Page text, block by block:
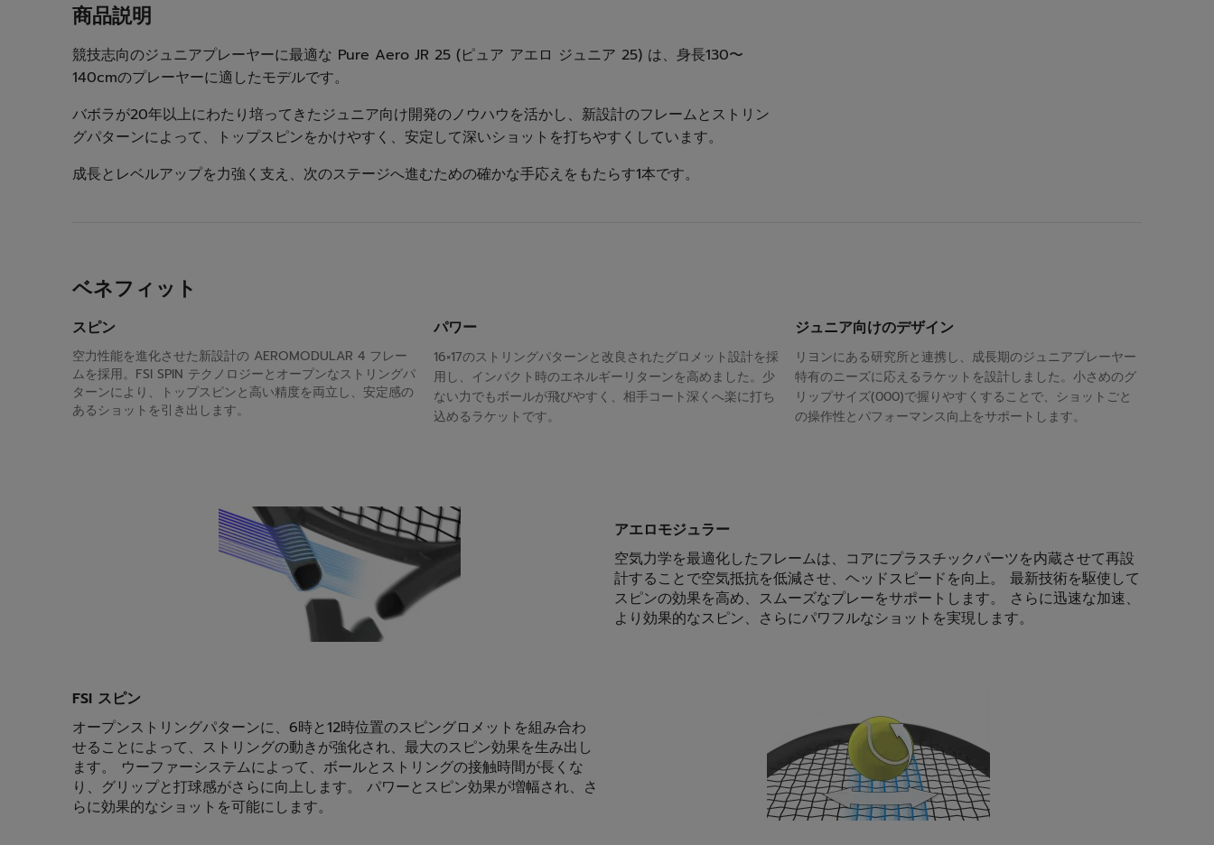
商品説明
競技志向のジュニアプレーヤーに最適な Pure Aero JR 25 (ピュア アエロ ジュニア 25) は、身長130〜
140cmのプレーヤーに適したモデルです。
バボラが20年以上にわたり培ってきたジュニア向け開発のノウハウを活かし、新設計のフレームとストリン
グパターンによって、トップスピンをかけやすく、安定して深いショットを打ちやすくしています。
成長とレベルアップを力強く支え、次のステージへ進むための確かな手応えをもたらす1本です。
ベネフィット
スピン
空力性能を進化させた新設計の AEROMODULAR 4 フレー
ムを採用。FSI SPIN テクノロジーとオープンなストリングパ
ターンにより、トップスピンと高い精度を両立し、安定感の
あるショットを引き出します。
パワー
16×17のストリングパターンと改良されたグロメット設計を採
用し、インパクト時のエネルギーリターンを高めました。少
ない力でもボールが飛びやすく、相手コート深くへ楽に打ち
込めるラケットです。
ジュニア向けのデザイン
リヨンにある研究所と連携し、成長期のジュニアプレーヤー
特有のニーズに応えるラケットを設計しました。小さめのグ
リップサイズ(000)で握りやすくすることで、ショットごと
の操作性とパフォーマンス向上をサポートします。
アエロモジュラー
空気力学を最適化したフレームは、コアにプラスチックパーツを内蔵させて再設
計することで空気抵抗を低減させ、ヘッドスピードを向上。 最新技術を駆使して
スピンの効果を高め、スムーズなプレーをサポートします。 さらに迅速な加速、
より効果的なスピン、さらにパワフルなショットを実現します。
FSI スピン
オープンストリングパターンに、6時と12時位置のスピングロメットを組み合わ
せることによって、ストリングの動きが強化され、最大のスピン効果を生み出し
ます。 ウーファーシステムによって、ボールとストリングの接触時間が長くな
り、グリップと打球感がさらに向上します。 パワーとスピン効果が増幅され、さ
らに効果的なショットを可能にします。